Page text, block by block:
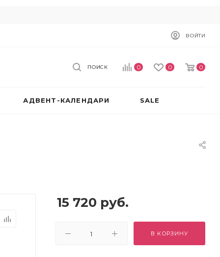
ВОЙТИ
0 0 0
ПОИСК
АДВЕНТ-КАЛЕНДАРИ SALE
15 720 руб.
В КОРЗИНУ